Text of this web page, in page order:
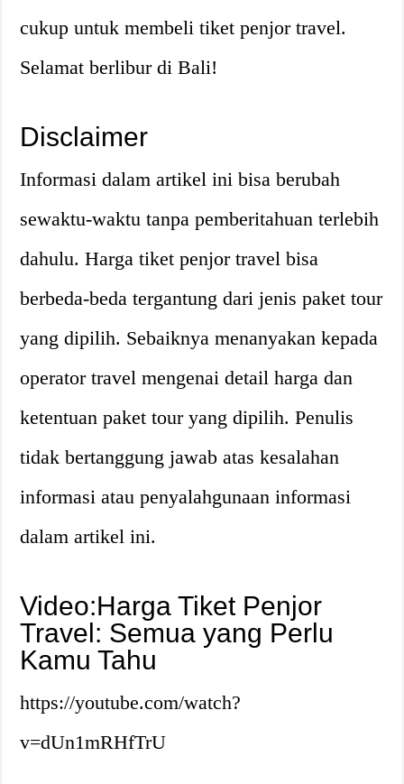
cukup untuk membeli tiket penjor travel.
Selamat berlibur di Bali!
Disclaimer
Informasi dalam artikel ini bisa berubah
sewaktu-waktu tanpa pemberitahuan terlebih
dahulu. Harga tiket penjor travel bisa
berbeda-beda tergantung dari jenis paket tour
yang dipilih. Sebaiknya menanyakan kepada
operator travel mengenai detail harga dan
ketentuan paket tour yang dipilih. Penulis
tidak bertanggung jawab atas kesalahan
informasi atau penyalahgunaan informasi
dalam artikel ini.
Video:Harga Tiket Penjor
Travel: Semua yang Perlu
Kamu Tahu
https://youtube.com/watch?
v=dUn1mRHfTrU